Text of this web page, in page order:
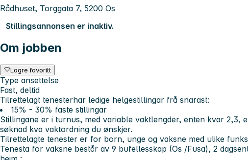
Rådhuset, Torggata 7, 5200 Os
Stillingsannonsen er inaktiv.
Om jobben
Lagre favoritt
Type ansettelse
Fast, deltid
Tilrettelagt tenesterhar ledige helgestillingar frå snarast:
15% - 30% faste stillingar
Stillingane er i turnus, med variable vaktlengder, enten kvar 2,3,
søknad kva vaktordning du ønskjer.
Tilrettelagte tenester er for born, unge og vaksne med ulike
Tenesta for vaksne består av 9 bufellesskap (Os /Fusa), 2